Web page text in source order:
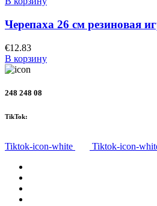
Черепаха 26 cм резиновая
€12.83
В корзину
248 248 08
TikTok:
Tiktok-icon-white
Tiktok-icon-